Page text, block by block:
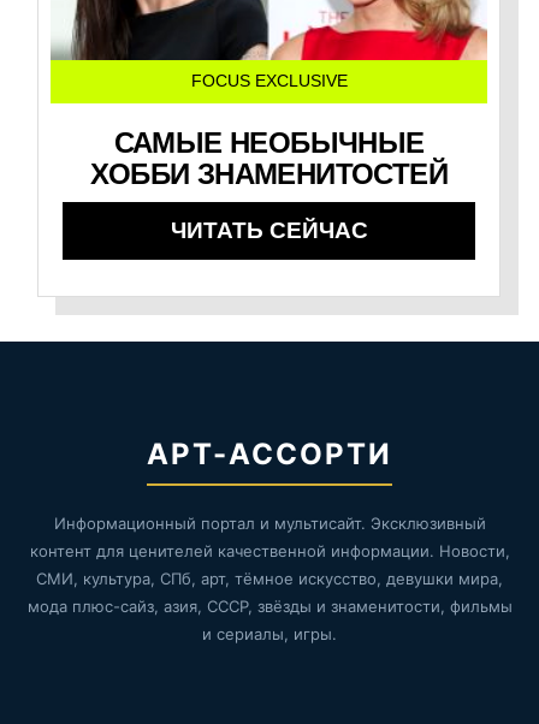
FOCUS EXCLUSIVE
САМЫЕ НЕОБЫЧНЫЕ
ХОББИ ЗНАМЕНИТОСТЕЙ
ЧИТАТЬ СЕЙЧАС
АРТ-АССОРТИ
Информационный портал и мультисайт. Эксклюзивный
контент для ценителей качественной информации. Новости,
СМИ, культура, СПб, арт, тёмное искусство, девушки мира,
мода плюс-сайз, азия, СССР, звёзды и знаменитости, фильмы
и сериалы, игры.